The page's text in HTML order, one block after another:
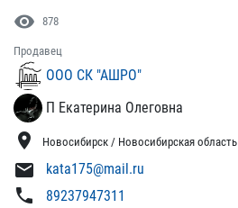
visibility 878
Продавец
ООО СК "АШРО"
П Екатерина Олеговна
location_on Новосибирск / Новосибирская область
mail kata175@mail.ru
phone 89237947311